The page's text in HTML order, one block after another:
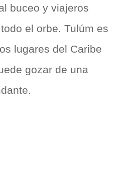
buceo y viajeros
el orbe. Tulúm es
lugares del Caribe
gozar de una